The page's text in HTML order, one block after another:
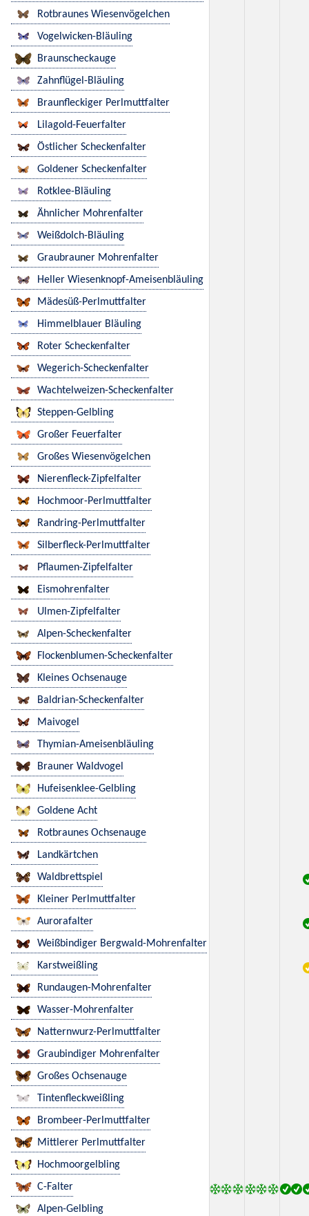
Rotbraunes Wiesenvögelchen
Vogelwicken-Bläuling
Braunscheckauge
Zahnflügel-Bläuling
Braunfleckiger Perlmuttfalter
Lilagold-Feuerfalter
Östlicher Scheckenfalter
Goldener Scheckenfalter
Rotklee-Bläuling
Ähnlicher Mohrenfalter
Weißdolch-Bläuling
Graubrauner Mohrenfalter
Heller Wiesenknopf-Ameisenbläuling
Mädesüß-Perlmuttfalter
Himmelblauer Bläuling
Roter Scheckenfalter
Wegerich-Scheckenfalter
Wachtelweizen-Scheckenfalter
Steppen-Gelbling
Großer Feuerfalter
Großes Wiesenvögelchen
Nierenfleck-Zipfelfalter
Hochmoor-Perlmuttfalter
Randring-Perlmuttfalter
Silberfleck-Perlmuttfalter
Pflaumen-Zipfelfalter
Eismohrenfalter
Ulmen-Zipfelfalter
Alpen-Scheckenfalter
Flockenblumen-Scheckenfalter
Kleines Ochsenauge
Baldrian-Scheckenfalter
Maivogel
Thymian-Ameisenbläuling
Brauner Waldvogel
Hufeisenklee-Gelbling
Goldene Acht
Rotbraunes Ochsenauge
Landkärtchen
Waldbrettspiel
Kleiner Perlmuttfalter
Aurorafalter
Weißbindiger Bergwald-Mohrenfalter
Karstweißling
Rundaugen-Mohrenfalter
Wasser-Mohrenfalter
Natternwurz-Perlmuttfalter
Graubindiger Mohrenfalter
Großes Ochsenauge
Tintenfleckweißling
Brombeer-Perlmuttfalter
Mittlerer Perlmuttfalter
Hochmoorgelbling
C-Falter
Alpen-Gelbling